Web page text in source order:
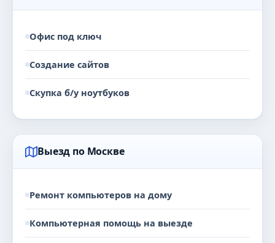
Офис под ключ
Создание сайтов
Скупка б/у ноутбуков
Выезд по Москве
Ремонт компьютеров на дому
Компьютерная помощь на выезде